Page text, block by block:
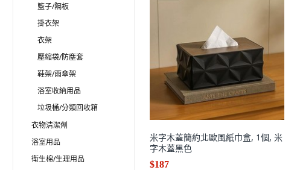
籃子/隔板
掛衣架
衣架
壓縮袋/防塵套
鞋架/雨傘架
浴室收納用品
垃圾桶/分類回收箱
衣物清潔劑
浴室用品
衛生棉/生理用品
米字木蓋簡約北歐風紙巾盒, 1個, 米
字木蓋黑色
$187